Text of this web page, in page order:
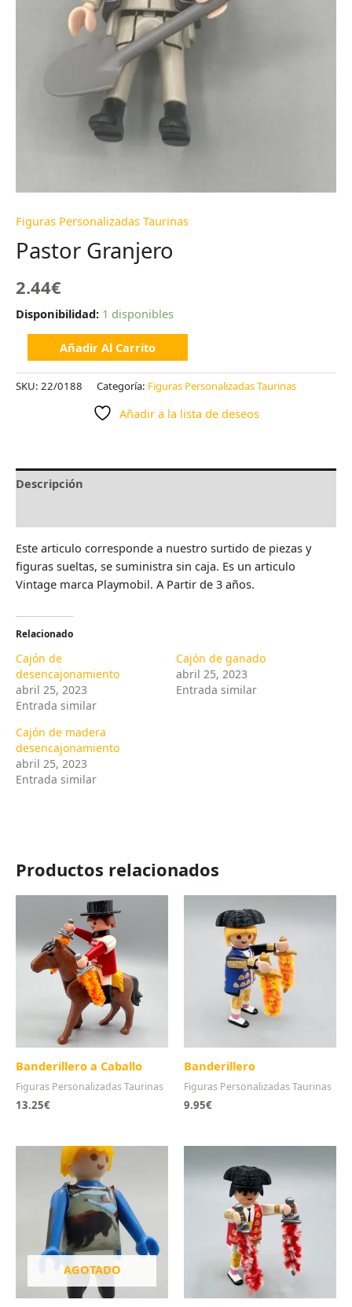
Figuras Personalizadas Taurinas
Pastor Granjero
2.44€
Disponibilidad: 1 disponibles
Añadir Al Carrito
SKU: 22/0188 Categoría: Figuras Personalizadas Taurinas
Añadir a la lista de deseos
Descripción
Este articulo corresponde a nuestro surtido de piezas y
figuras sueltas, se suministra sin caja. Es un articulo
Vintage marca Playmobil. A Partir de 3 años.
Relacionado
Cajón de
desencajonamiento
abril 25, 2023
Entrada similar
Cajón de ganado
abril 25, 2023
Entrada similar
Cajón de madera
desencajonamiento
abril 25, 2023
Entrada similar
Productos relacionados
Banderillero a Caballo
Figuras Personalizadas Taurinas
13.25€
Banderillero
Figuras Personalizadas Taurinas
9.95€
AGOTADO